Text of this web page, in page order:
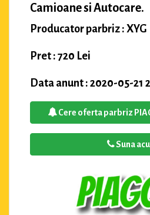
Camioane si Autocare.
Producator parbriz : XYG
Pret : 720 Lei
Data anunt : 2020-05-21
Cere oferta parbriz
Suna